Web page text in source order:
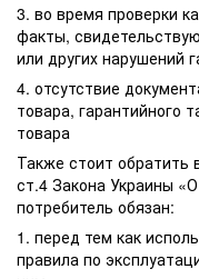
3. во время проверки
факты,
или других нарушений
4. отсутствие
товара, гарантийного
товара
Также стоит обратить
ст.4 Закона Украины
потребитель обязан:
1. перед тем как
правила по